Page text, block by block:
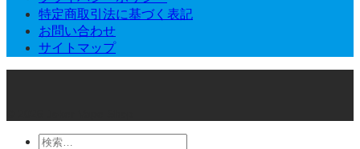
特定商取引法に基づく表記
お問い合わせ
サイトマップ
検